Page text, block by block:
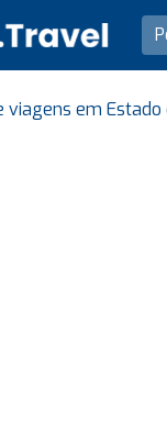
viagens em Estado